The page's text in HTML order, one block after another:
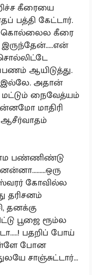
கீரையை
பத்தி கேட்டார்.
கொல்லைல கீரை
ஆயிடுத்து.
இல்லே. அதான்
நைவேத்யம்
மாதிரி
ஆசீர்வாதம்
பண்ணிண்டு
கோவில்ல
தரிசனம்
தனக்கு
பூஜை ரூம்ல
பதறிப் போய்
போன
சாஞ்சுட்டார்...